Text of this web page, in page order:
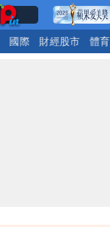
國際 財經股市 體育